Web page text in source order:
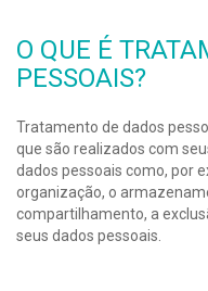
O QUE É
PESSOAIS?
Tratamento de dados
que são realizados com
dados pessoais como, por
organização, o
compartilhamento, a
seus dados pessoais.